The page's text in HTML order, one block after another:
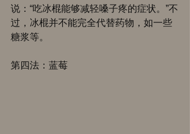
说：“吃冰棍能够减轻嗓子疼的症状。”不
过，冰棍并不能完全代替药物，如一些
糖浆等。
第四法：蓝莓